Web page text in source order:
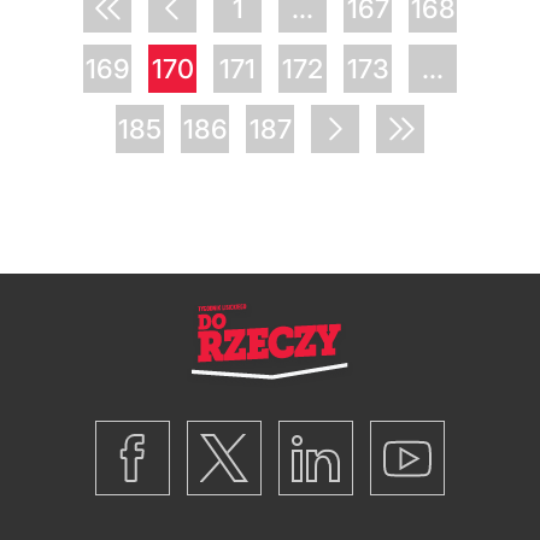
1 ... 167
168
169
170 171 172 173
...
185
186 187